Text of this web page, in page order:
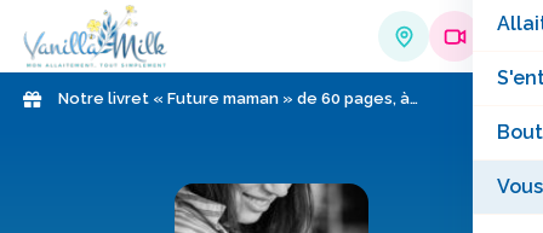
Notre livret « Future maman » de 60 pages, à